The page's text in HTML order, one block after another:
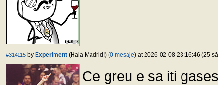
#314115 by Experiment (Hala Madrid!) (0 mesaje) at 2026-02-08 23:16:46 (25
Ce greu e sa iti